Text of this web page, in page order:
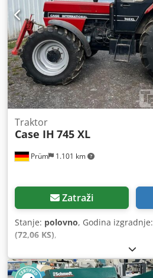
Prüm 1.101 km
Traktor
Case IH 745 XL
Zatraži
Stanje: polovno, Godina izgradnje:
(72,06 KS),